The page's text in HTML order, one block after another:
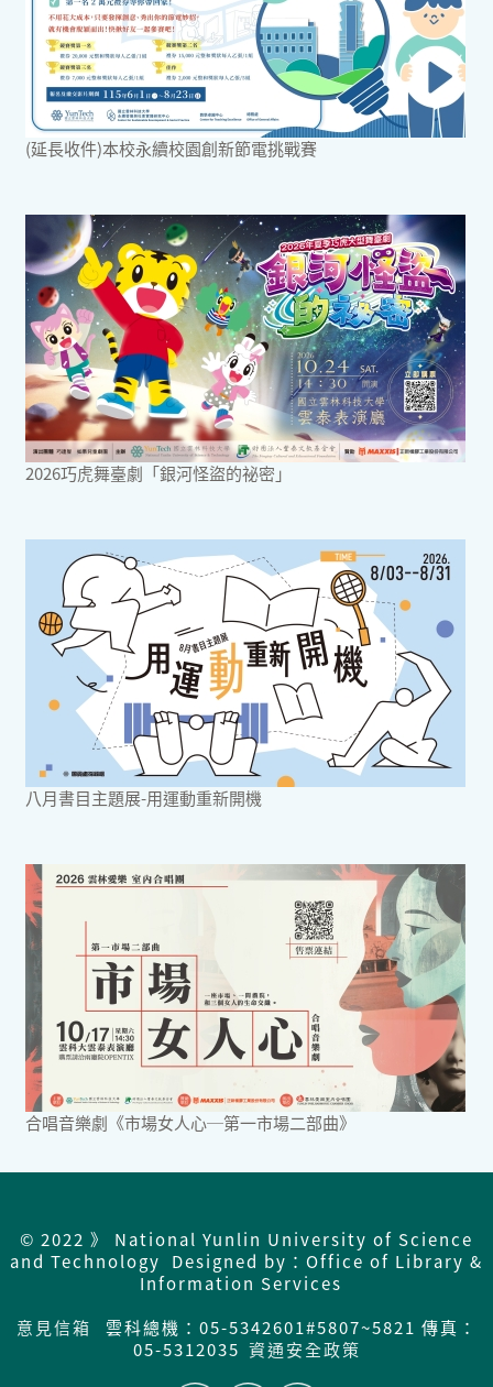
(延長收件)本校永續校園創新節電挑戰賽
2026巧虎舞臺劇「銀河怪盜的祕密」
八月書目主題展-用運動重新開機
合唱音樂劇《市場女人心─第一市場二部曲》
© 2022 》 National Yunlin University of Science
and Technology Designed by：Office of Library &
Information Services
意見信箱
雲科總機：05-5342601#5807~5821 傳真：
05-5312035 資通安全政策